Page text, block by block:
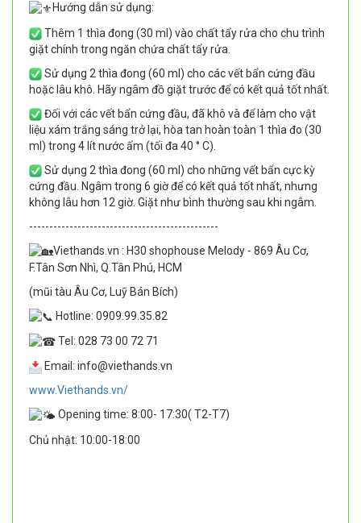
Hướng dẫn sử dụng:
Thêm 1 thìa đong (30 ml) vào chất tẩy rửa cho chu trình
giặt chính trong ngăn chứa chất tẩy rửa.
Sử dụng 2 thìa đong (60 ml) cho các vết bẩn cứng đầu
hoặc lâu khô. Hãy ngâm đồ giặt trước để có kết quả tốt nhất.
Đối với các vết bẩn cứng đầu, đã khô và để làm cho vật
liệu xám trắng sáng trở lại, hòa tan hoàn toàn 1 thìa đo (30
ml) trong 4 lít nước ấm (tối đa 40 ° C).
Sử dụng 2 thìa đong (60 ml) cho những vết bẩn cực kỳ
cứng đầu. Ngâm trong 6 giờ để có kết quả tốt nhất, nhưng
không lâu hơn 12 giờ. Giặt như bình thường sau khi ngâm.
-----------------------------------------------
Viethands.vn : H30 shophouse Melody - 869 Âu Cơ,
F.Tân Sơn Nhì, Q.Tân Phú, HCM
(mũi tàu Âu Cơ, Luỹ Bán Bích)
Hotline: 0909.99.35.82
Tel: 028 73 00 72 71
Email: info@viethands.vn
www.Viethands.vn/
Opening time: 8:00- 17:30( T2-T7)
Chủ nhật: 10:00-18:00